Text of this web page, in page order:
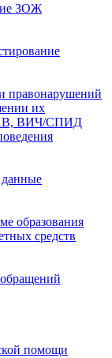
ЗОЖ
правонарушений
их
ВИЧ/СПИД
данные
образования
средств
помощи